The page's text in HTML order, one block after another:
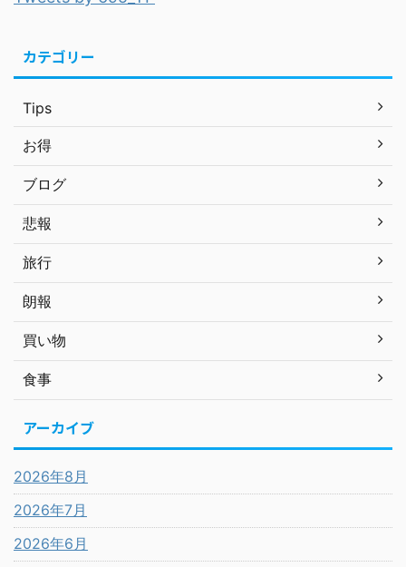
カテゴリー
Tips
お得
ブログ
悲報
旅行
朗報
買い物
食事
アーカイブ
2026年8月
2026年7月
2026年6月